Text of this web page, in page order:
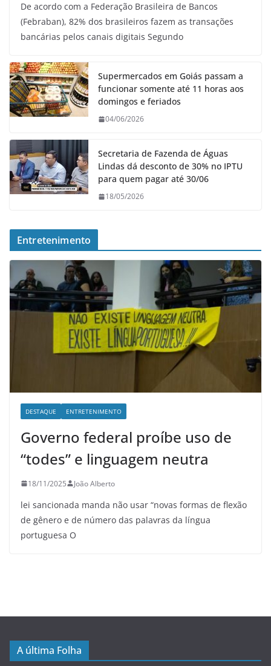
De acordo com a Federação Brasileira de Bancos
(Febraban), 82% dos brasileiros fazem as transações
bancárias pelos canais digitais Segundo
Supermercados em Goiás passam a
funcionar somente até 11 horas aos
domingos e feriados
04/06/2026
Secretaria de Fazenda de Águas
Lindas dá desconto de 30% no IPTU
para quem pagar até 30/06
18/05/2026
Entretenimento
DESTAQUE ENTRETENIMENTO
Governo federal proíbe uso de
“todes” e linguagem neutra
18/11/2025 João Alberto
lei sancionada manda não usar “novas formas de flexão
de gênero e de número das palavras da língua
portuguesa O
A última Folha